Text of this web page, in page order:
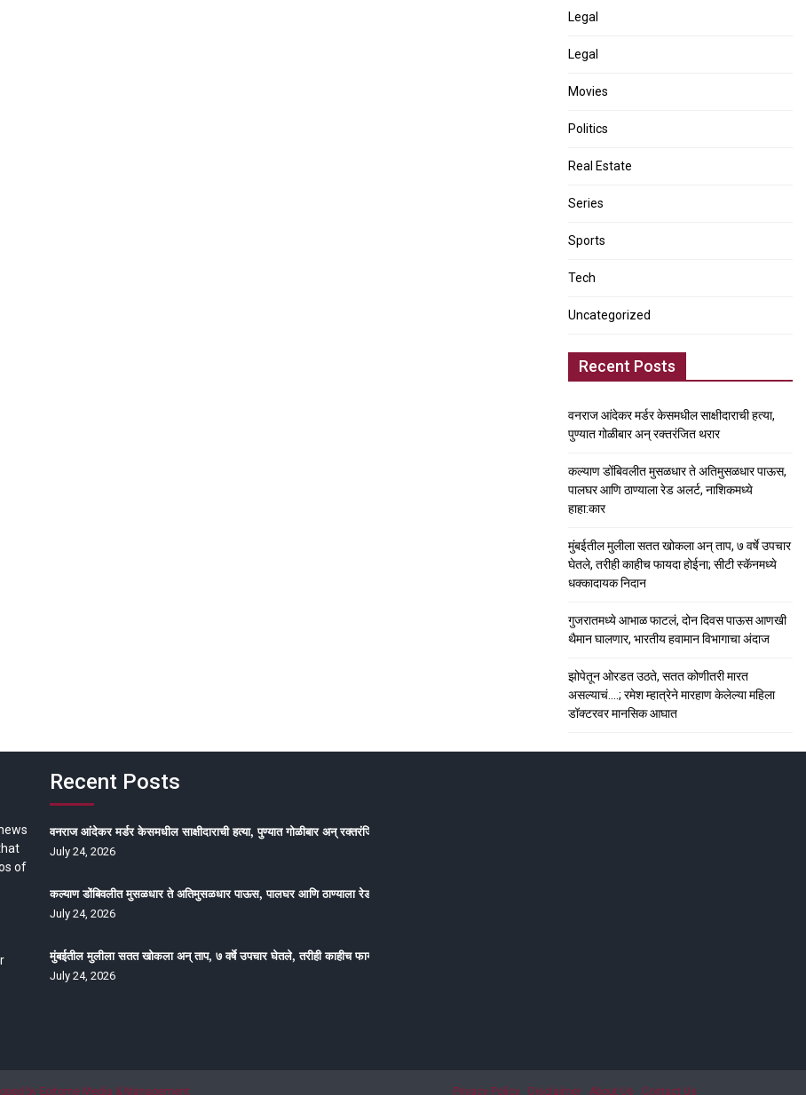
Legal
Legal
Movies
Politics
Real Estate
Series
Sports
Tech
Uncategorized
Recent Posts
वनराज आंदेकर मर्डर केसमधील साक्षीदाराची हत्या,
पुण्यात गोळीबार अन् रक्तरंजित थरार
कल्याण डोंबिवलीत मुसळधार ते अतिमुसळधार पाऊस,
पालघर आणि ठाण्याला रेड अलर्ट, नाशिकमध्ये
हाहा:कार
मुंबईतील मुलीला सतत खोकला अन् ताप, ७ वर्षे उपचार
घेतले, तरीही काहीच फायदा होईना; सीटी स्कॅनमध्ये
धक्कादायक निदान
गुजरातमध्ये आभाळ फाटलं, दोन दिवस पाऊस आणखी
थैमान घालणार, भारतीय हवामान विभागाचा अंदाज
झोपेतून ओरडत उठते, सतत कोणीतरी मारत
असल्याचं….; रमेश म्हात्रेने मारहाण केलेल्या महिला
डॉक्टरवर मानसिक आघात
of
Recent Posts
वनराज आंदेकर मर्डर केसमधील साक्षीदाराची हत्या, पुण्यात गोळीबार अन् रक्तरंजित थरार
July 24, 2026
कल्याण डोंबिवलीत मुसळधार ते अतिमुसळधार पाऊस, पालघर आणि ठाण्याला रेड अलर्ट, नाशिकमध्ये हाहा:कार
July 24, 2026
मुंबईतील मुलीला सतत खोकला अन् ताप, ७ वर्षे उपचार घेतले, तरीही काहीच फायदा होईना; सीटी स्कॅनमध्ये धक्कादायक निदान
July 24, 2026
Privacy Policy Disclaimer About Us Contact Us
by Epitome Media & Management